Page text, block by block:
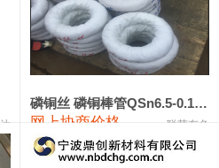
17,500 0
19,000 100
18,100 100磷铜丝 磷铜棒管QSn6.5-0.1 7-0.2 8-0.3
网上协商价格 联荣有色